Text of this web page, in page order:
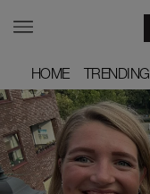
HOME
HOME TRENDING
TRENDING